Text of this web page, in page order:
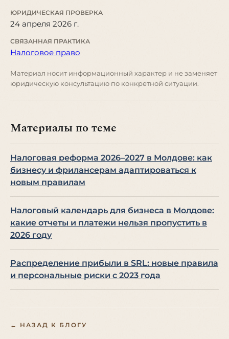
ЮРИДИЧЕСКАЯ ПРОВЕРКА
24 апреля 2026 г.
СВЯЗАННАЯ ПРАКТИКА
Налоговое право
Материал носит информационный характер и не заменяет
юридическую консультацию по конкретной ситуации.
Материалы по теме
Налоговая реформа 2026–2027 в Молдове: как
бизнесу и фрилансерам адаптироваться к
новым правилам
Налоговый календарь для бизнеса в Молдове:
какие отчеты и платежи нельзя пропустить в
2026 году
Распределение прибыли в SRL: новые правила
и персональные риски с 2023 года
← НАЗАД К БЛОГУ